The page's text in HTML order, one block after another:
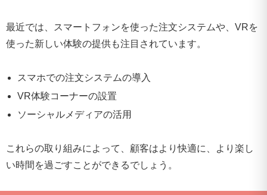
最近では、スマートフォンを使った注文システムや、VRを
使った新しい体験の提供も注目されています。
スマホでの注文システムの導入
VR体験コーナーの設置
ソーシャルメディアの活用
これらの取り組みによって、顧客はより快適に、より楽し
い時間を過ごすことができるでしょう。